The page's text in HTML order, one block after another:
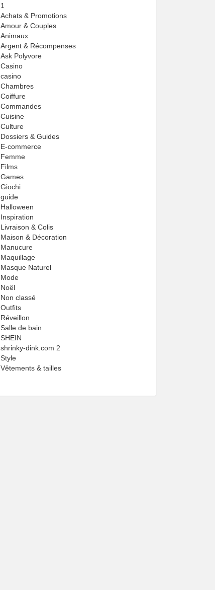
1
Achats & Promotions
Amour & Couples
Animaux
Argent & Récompenses
Ask Polyvore
Casino
casino
Chambres
Coiffure
Commandes
Cuisine
Culture
Dossiers & Guides
E-commerce
Femme
Films
Games
Giochi
guide
Halloween
Inspiration
Livraison & Colis
Maison & Décoration
Manucure
Maquillage
Masque Naturel
Mode
Noël
Non classé
Outfits
Réveillon
Salle de bain
SHEIN
shrinky-dink.com 2
Style
Vêtements & tailles